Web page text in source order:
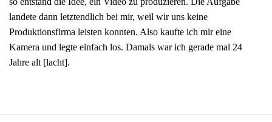
landete dann letztendlich bei mir, weil wir uns keine
Produktionsfirma leisten konnten. Also kaufte ich mir eine
Kamera und legte einfach los. Damals war ich gerade mal 24
Jahre alt [lacht].